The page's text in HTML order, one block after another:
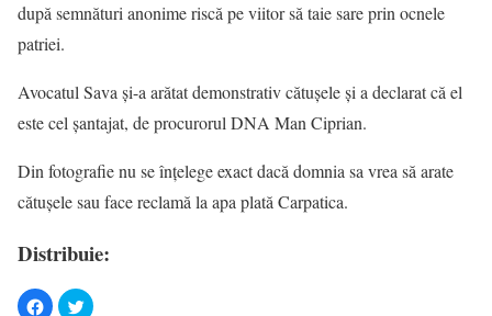
după semnături anonime riscă pe viitor să taie sare prin ocnele
patriei.
Avocatul Sava şi-a arătat demonstrativ cătuşele şi a declarat că el
este cel şantajat, de procurorul DNA Man Ciprian.
Din fotografie nu se înţelege exact dacă domnia sa vrea să arate
cătuşele sau face reclamă la apa plată Carpatica.
Distribuie: